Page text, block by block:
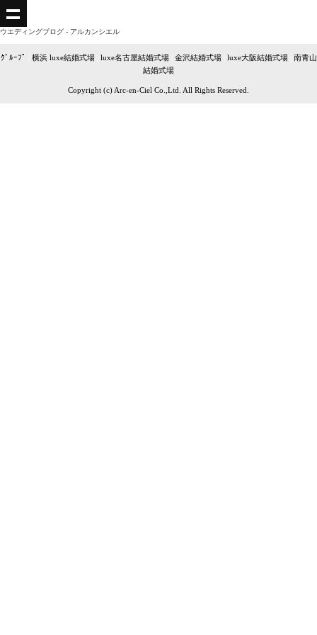
ウエディングブログ - アルカンシエル
ｸﾞﾙｰﾌﾟ 横浜 luxe結婚式場| luxe名古屋結婚式場 金沢結婚式場| luxe大阪結婚式場| 南青山
結婚式場
Copyright (c) Arc-en-Ciel Co.,Ltd. All Rights Reserved.